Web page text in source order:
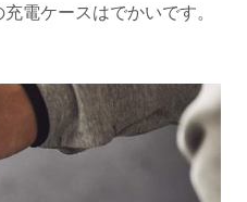
電ケースはでかいです。